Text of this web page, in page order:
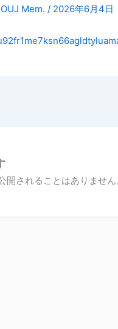
OUJ Mem. / 2026年6月4日
開されることはありません